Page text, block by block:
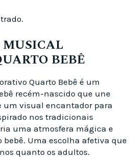
MUSICAL
BEBÊ
Quarto Bebê é um
recém-nascido que une
um visual encantador para
nos tradicionais
uma atmosfera mágica e
Uma escolha afetiva que
quanto os adultos.